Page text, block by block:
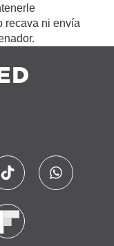
recava ni envía